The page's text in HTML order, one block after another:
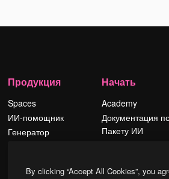
Продукция
Spaces
ИИ-помощник
Генератор
Начать
Academy
Документация
Пакету ИИ
Условия и
By clicking “Accept All Cookies”, you